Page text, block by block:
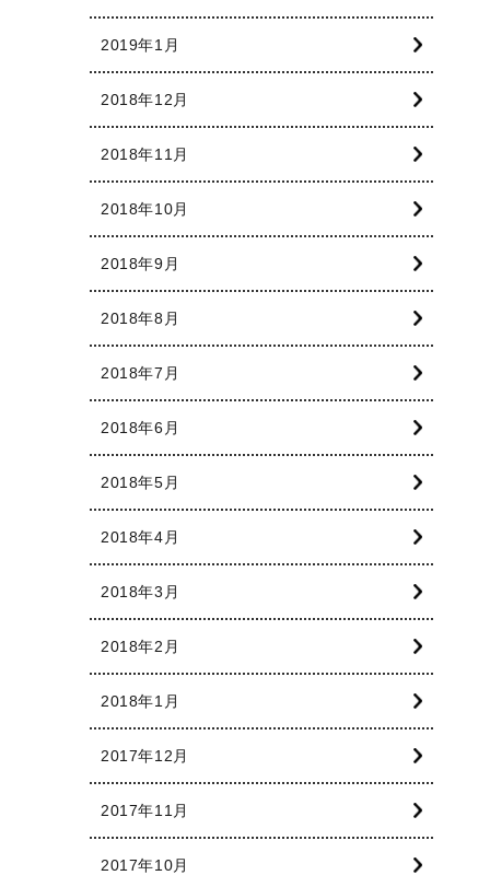
2019年1月
2018年12月
2018年11月
2018年10月
2018年9月
2018年8月
2018年7月
2018年6月
2018年5月
2018年4月
2018年3月
2018年2月
2018年1月
2017年12月
2017年11月
2017年10月